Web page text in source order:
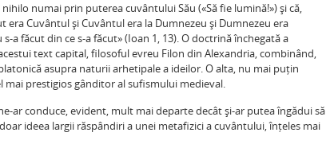
numai prin puterea cuvântului Său («Să fie lumină!») și că,
Cuvântul și Cuvântul era la Dumnezeu și Dumnezeu era
a făcut din ce s-a făcut» (Ioan 1, 13). O doctrină închegată a
text capital, filosoful evreu Filon din Alexandria, combinând,
asupra naturii arhetipale a ideilor. O alta, nu mai puțin
mai prestigios gânditor al sufismului medieval.
ar conduce, evident, mult mai departe decât și-ar putea îngădui să
ideea largii răspândiri a unei metafizici a cuvântului, înțeles mai